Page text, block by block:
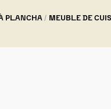
PLANCHA MEUBLE DE